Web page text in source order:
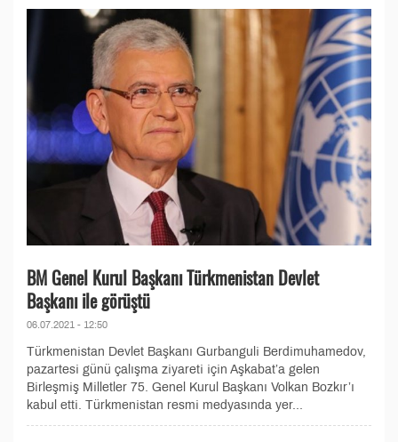
BM Genel Kurul Başkanı Türkmenistan Devlet
Başkanı ile görüştü
06.07.2021 - 12:50
Türkmenistan Devlet Başkanı Gurbanguli Berdimuhamedov,
pazartesi günü çalışma ziyareti için Aşkabat’a gelen
Birleşmiş Milletler 75. Genel Kurul Başkanı Volkan Bozkır’ı
kabul etti. Türkmenistan resmi medyasında yer...